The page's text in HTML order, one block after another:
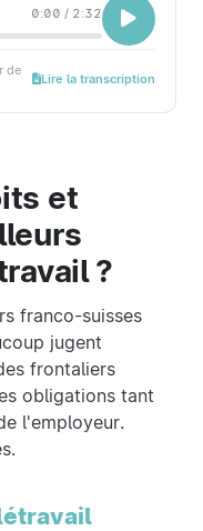
0:00 / 2:32
de
Lire la transcription
et
?
franco-suisses
jugent
frontaliers
obligations tant
l'employeur.